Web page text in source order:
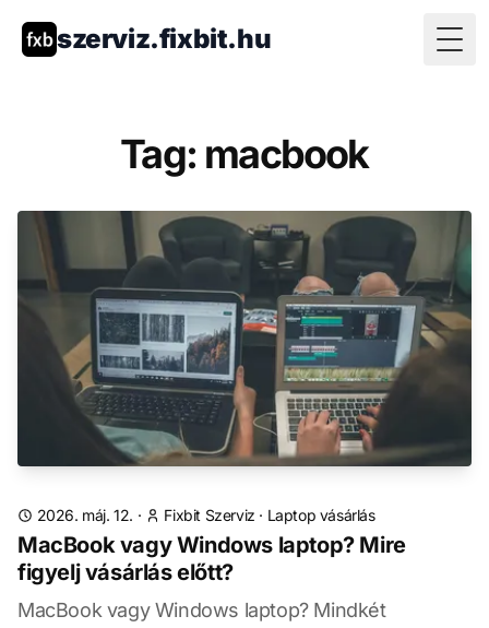
szerviz.fixbit.hu
Tag: macbook
2026. máj. 12. · Fixbit Szerviz · Laptop vásárlás
MacBook vagy Windows laptop? Mire
figyelj vásárlás előtt?
MacBook vagy Windows laptop? Mindkét